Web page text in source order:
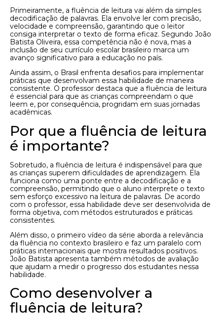
Primeiramente, a fluência de leitura vai além da simples
decodificação de palavras. Ela envolve ler com precisão,
velocidade e compreensão, garantindo que o leitor
consiga interpretar o texto de forma eficaz. Segundo João
Batista Oliveira, essa competência não é nova, mas a
inclusão de seu currículo escolar brasileiro marca um
avanço significativo para a educação no país.
Ainda assim, o Brasil enfrenta desafios para implementar
práticas que desenvolvam essa habilidade de maneira
consistente. O professor destaca que a fluência de leitura
é essencial para que as crianças compreendam o que
leem e, por consequência, progridam em suas jornadas
acadêmicas.
Por que a fluência de leitura
é importante?
Sobretudo, a fluência de leitura é indispensável para que
as crianças superem dificuldades de aprendizagem. Ela
funciona como uma ponte entre a decodificação e a
compreensão, permitindo que o aluno interprete o texto
sem esforço excessivo na leitura de palavras. De acordo
com o professor, essa habilidade deve ser desenvolvida de
forma objetiva, com métodos estruturados e práticas
consistentes.
Além disso, o primeiro vídeo da série aborda a relevância
da fluência no contexto brasileiro e faz um paralelo com
práticas internacionais que mostra resultados positivos.
João Batista apresenta também métodos de avaliação
que ajudam a medir o progresso dos estudantes nessa
habilidade.
Como desenvolver a
fluência de leitura?